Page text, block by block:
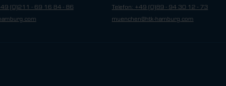
(0)211 - 69 16 84 - 86
Telefon: +49 (0)89 - 94 30 12 - 73
muenchen@htk-hamburg.com